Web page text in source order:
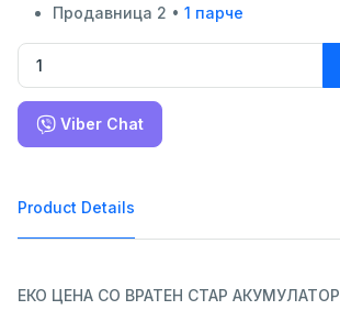
Продавница 2 • 1 парче
Viber Chat
Product Details
ЕКО ЦЕНА СО ВРАТЕН СТАР АКУМУЛАТОР